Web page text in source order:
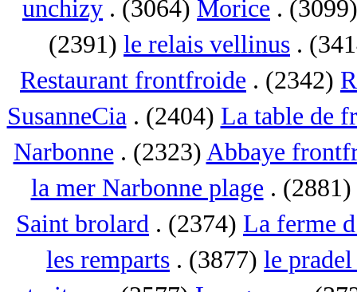
unchizy . (3064) Morice .
(2391) le relais vellinus .
Restaurant frontfroide . (2342)
SusanneCia. (2404) La table de
Narbonne . (2323) Abbaye
la mer Narbonne plage . (2881)
Saint brolard . (2374) La ferme
les remparts . (3877) le